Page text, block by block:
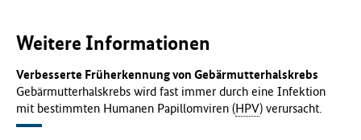
Weitere Informationen
Verbesserte Früherkennung von Gebärmutterhalskrebs
Gebärmutterhalskrebs wird fast immer durch eine Infektion
mit bestimmten Humanen Papillomviren (HPV) verursacht.